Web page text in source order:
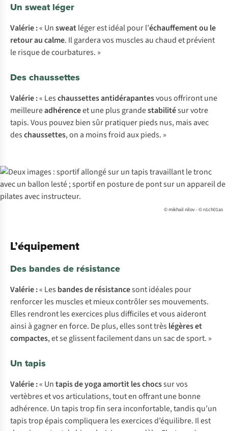
Un sweat léger
Valérie :« Unsweatléger est idéal pour l’échauffement ou le
retour au calme. Il gardera vos muscles au chaud et prévient
le risque de courbatures. »
Des chaussettes
Valérie :« Leschaussettes antidérapantesvous offriront une
meilleureadhérenceet une plus grandestabilitésur votre
tapis. Vous pouvez bien sûr pratiquer pieds nus, mais avec
deschaussettes, on a moins froid aux pieds. »
© mikhail nilov - © n1ch01as
L’équipement
Des bandes de résistance
Valérie :« Les bandes de résistancesont idéales pour
renforcer les muscles et mieux contrôler ses mouvements.
Elles rendront les exercices plus difficiles et vous aideront
ainsi à gagner en force. De plus, elles sont très légères et
compactes, et se glissent facilement dans un sac de sport. »
Un tapis
Valérie :« Untapis de yogaamortit les chocssur vos
vertèbres et vos articulations, tout en offrant une bonne
adhérence. Un tapis trop fin sera inconfortable, tandis qu’un
tapis trop épais compliquera les exercices d’équilibre. Il est